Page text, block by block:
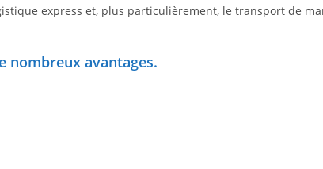
express et, plus particulièrement, le transport de
nombreux avantages.